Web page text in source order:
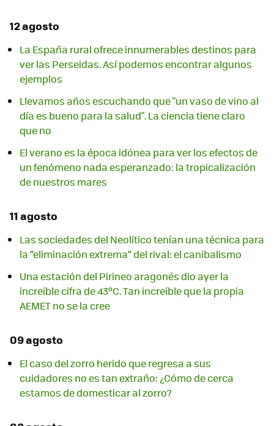
12 agosto
La España rural ofrece innumerables destinos para
ver las Perseidas. Así podemos encontrar algunos
ejemplos
Llevamos años escuchando que "un vaso de vino al
día es bueno para la salud". La ciencia tiene claro
que no
El verano es la época idónea para ver los efectos de
un fenómeno nada esperanzado: la tropicalización
de nuestros mares
11 agosto
Las sociedades del Neolítico tenían una técnica para
la “eliminación extrema” del rival: el canibalismo
Una estación del Pirineo aragonés dio ayer la
increíble cifra de 43ºC. Tan increíble que la propia
AEMET no se la cree
09 agosto
El caso del zorro herido que regresa a sus
cuidadores no es tan extraño: ¿Cómo de cerca
estamos de domesticar al zorro?